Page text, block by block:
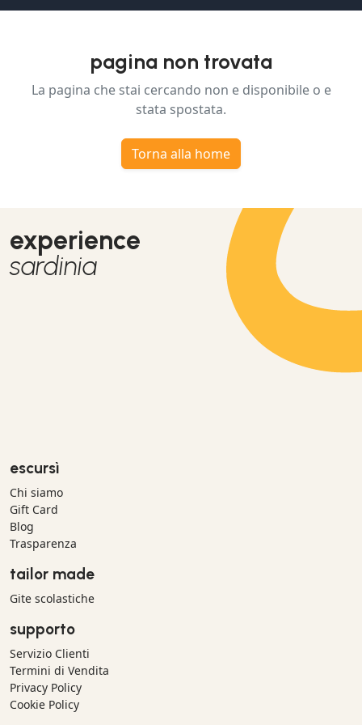
pagina non trovata
La pagina che stai cercando non e disponibile o e
stata spostata.
Torna alla home
experience
sardinia
escursì
Chi siamo
Gift Card
Blog
Trasparenza
tailor made
Gite scolastiche
supporto
Servizio Clienti
Termini di Vendita
Privacy Policy
Cookie Policy